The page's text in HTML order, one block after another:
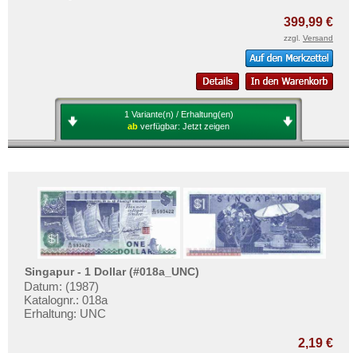
399,99 €
zzgl. Versand
1 Variante(n) / Erhaltung(en)
ab verfügbar: Jetzt zeigen
Singapur - 1 Dollar (#018a_UNC)
Datum: (1987)
Katalognr.: 018a
Erhaltung: UNC
2,19 €